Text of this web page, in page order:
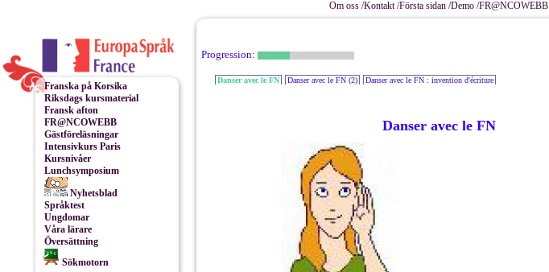
Om oss /Kontakt /Första sidan /Demo /FR@NCOWEBB
Franska på Korsika
Riksdags kursmaterial
Fransk afton
FR@NCOWEBB
Gästföreläsningar
Intensivkurs Paris
Kursnivåer
Lunchsymposium
Nyhetsblad
Språktest
Ungdomar
Våra lärare
Översättning
Sökmotorn
Progression:
Danser avec le FN Danser avec le FN (2) Danser avec le FN : invention d'écriture
Danser avec le FN